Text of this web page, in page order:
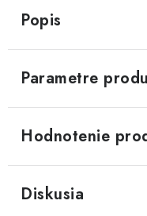
Popis
Parametre
Hodnotenie
Diskusia